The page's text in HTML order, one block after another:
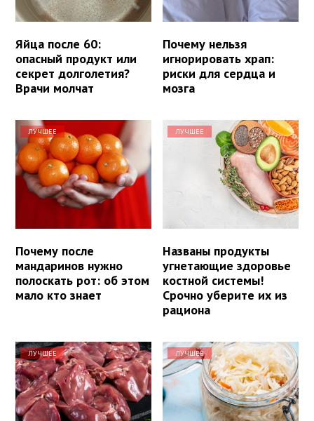
Яйца после 60:
опасный продукт или
секрет долголетия?
Врачи молчат
Почему нельзя
игнорировать храп:
риски для сердца и
мозга
ЛУЧШЕЕ
Почему после
мандаринов нужно
полоскать рот: об этом
мало кто знает
ЛУЧШЕЕ
Названы продукты
угнетающие здоровье
костной системы!
Срочно уберите их из
рациона
ЛУЧШЕЕ ЛУЧШЕЕ